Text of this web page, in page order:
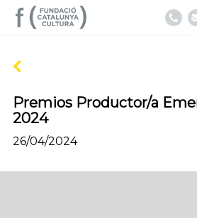
Premios Productor/a
2024
26/04/2024